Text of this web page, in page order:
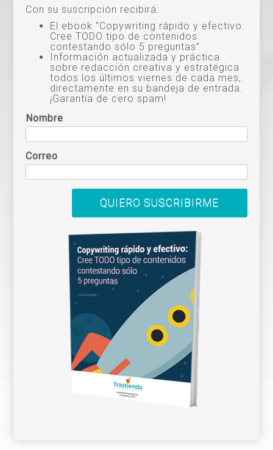
Con su suscripción recibirá:
El ebook “Copywriting rápido y efectivo:
Cree TODO tipo de contenidos
contestando sólo 5 preguntas”
Información actualizada y práctica
sobre redacción creativa y estratégica
todos los últimos viernes de cada mes,
directamente en su bandeja de entrada.
¡Garantía de cero spam!
Nombre
Correo